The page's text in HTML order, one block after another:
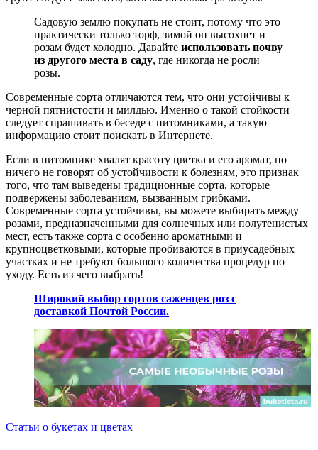
Садовую землю покупать не стоит, потому что это
практически только торф, зимой он высохнет и
розам будет холодно. Давайте использовать почву
из другого места в саду, где никогда не росли
розы.
Современные сорта отличаются тем, что они устойчивы к
черной пятнистости и милдью. Именно о такой стойкости
следует спрашивать в беседе с питомниками, а такую ​​
информацию стоит поискать в Интернете.
Если в питомнике хвалят красоту цветка и его аромат, но
ничего не говорят об устойчивости к болезням, это признак
того, что там выведены традиционные сорта, которые
подвержены заболеваниям, вызванным грибками.
Современные сорта устойчивы, вы можете выбирать между
розами, предназначенными для солнечных или полутенистых
мест, есть также сорта с особенно ароматными и
крупноцветковыми, которые пробиваются в приусадебных
участках и не требуют большого количества процедур по
уходу. Есть из чего выбрать!
Широкий выбор сортов саженцев роз с
доставкой Почтой России.
Статьи о букетах и цветах